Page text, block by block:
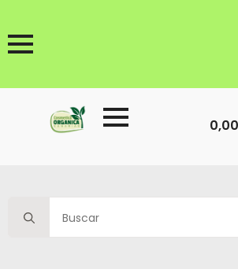
0,00
for: